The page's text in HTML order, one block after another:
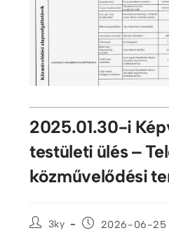
2025.01.30-i
testületi ülés –
közművelődési
3ky 2026-06-25